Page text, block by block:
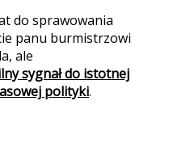
do sprawowania
panu burmistrzowi
ale
sygnał do istotnej
polityki.